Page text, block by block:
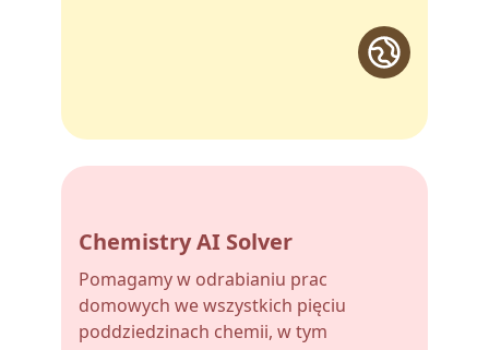
Chemistry AI Solver
Pomagamy w odrabianiu prac
domowych we wszystkich pięciu
poddziedzinach chemii, w tym